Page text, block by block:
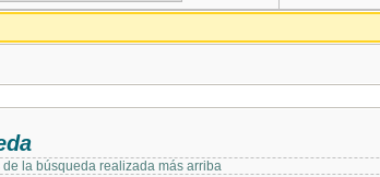
la búsqueda realizada más arriba